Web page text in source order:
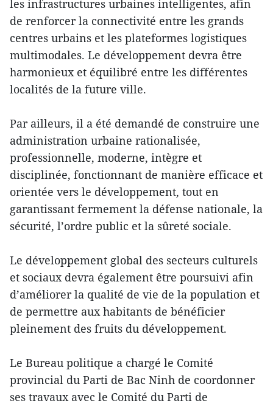
les infrastructures urbaines intelligentes, afin
de renforcer la connectivité entre les grands
centres urbains et les plateformes logistiques
multimodales. Le développement devra être
harmonieux et équilibré entre les différentes
localités de la future ville.
Par ailleurs, il a été demandé de construire une
administration urbaine rationalisée,
professionnelle, moderne, intègre et
disciplinée, fonctionnant de manière efficace et
orientée vers le développement, tout en
garantissant fermement la défense nationale, la
sécurité, l’ordre public et la sûreté sociale.
Le développement global des secteurs culturels
et sociaux devra également être poursuivi afin
d’améliorer la qualité de vie de la population et
de permettre aux habitants de bénéficier
pleinement des fruits du développement.
Le Bureau politique a chargé le Comité
provincial du Parti de Bac Ninh de coordonner
ses travaux avec le Comité du Parti de